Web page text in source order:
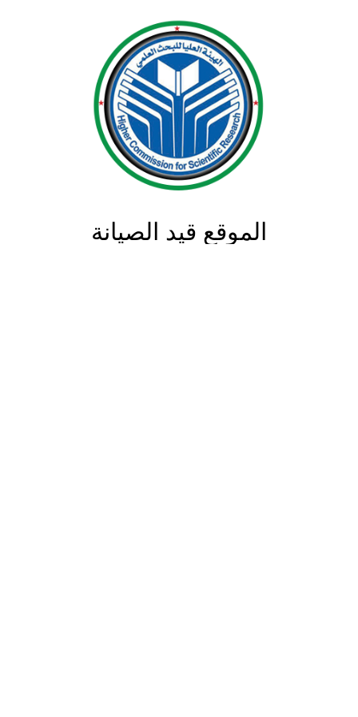
الموقع قيد الصيانة